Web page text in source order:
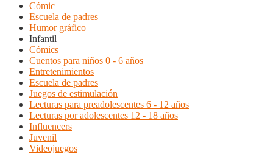
Cómic
Escuela de padres
Humor gráfico
Infantil
Cómics
Cuentos para niños 0 - 6 años
Entretenimientos
Escuela de padres
Juegos de estimulación
Lecturas para preadolescentes 6 - 12 años
Lecturas por adolescentes 12 - 18 años
Influencers
Juvenil
Videojuegos